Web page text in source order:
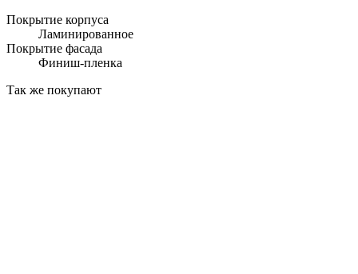
Покрытие корпуса
Ламинированное
Покрытие фасада
Финиш-пленка
Так же покупают